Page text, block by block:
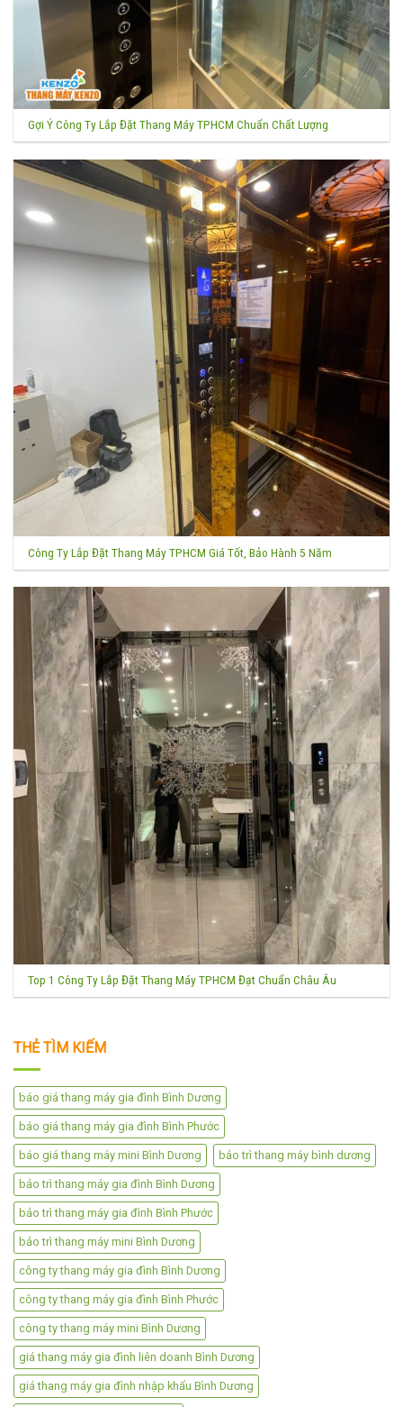
Gợi Ý Công Ty Lắp Đặt Thang Máy TPHCM Chuẩn Chất Lượng
Công Ty Lắp Đặt Thang Máy TPHCM Giá Tốt, Bảo Hành 5 Năm
Top 1 Công Ty Lắp Đặt Thang Máy TPHCM Đạt Chuẩn Châu Âu
THẺ TÌM KIẾM
báo giá thang máy gia đình Bình Dương
báo giá thang máy gia đình Bình Phước
báo giá thang máy mini Bình Dương bảo trì thang máy bình dương
bảo trì thang máy gia đình Bình Dương
bảo trì thang máy gia đình Bình Phước
bảo trì thang máy mini Bình Dương
công ty thang máy gia đình Bình Dương
công ty thang máy gia đình Bình Phước
công ty thang máy mini Bình Dương
giá thang máy gia đình liên doanh Bình Dương
giá thang máy gia đình nhập khẩu Bình Dương